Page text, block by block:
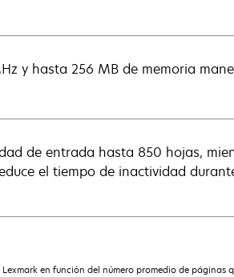
y hasta 256 MB de memoria
de entrada hasta 850 hojas,
el tiempo de inactividad
en función del número promedio de páginas